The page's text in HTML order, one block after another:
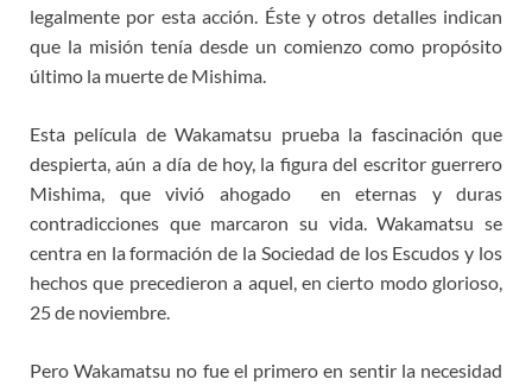
legalmente por esta acción. Éste y otros detalles indican
que la misión tenía desde un comienzo como propósito
último la muerte de Mishima.
Esta película de Wakamatsu prueba la fascinación que
despierta, aún a día de hoy, la figura del escritor guerrero
Mishima, que vivió ahogado en eternas y duras
contradicciones que marcaron su vida. Wakamatsu se
centra en la formación de la Sociedad de los Escudos y los
hechos que precedieron a aquel, en cierto modo glorioso,
25 de noviembre.
Pero Wakamatsu no fue el primero en sentir la necesidad